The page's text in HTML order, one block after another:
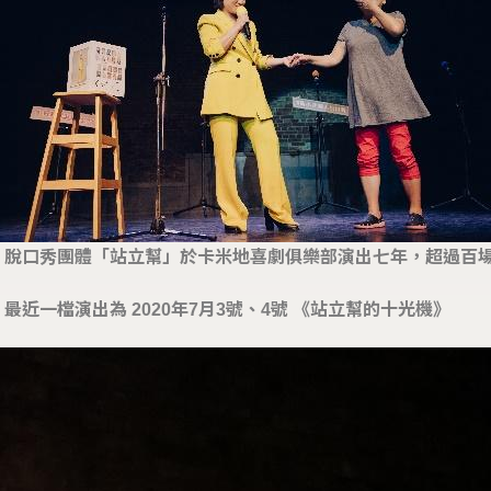
脫口秀團體「站立幫」於卡米地喜劇俱樂部演出七年，超過百
最近一檔演出為 2020年7月3號、4號 《站立幫的十光機》